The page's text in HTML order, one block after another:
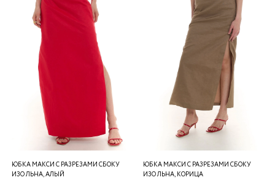
ЮБКА МАКСИ С РАЗРЕЗАМИ СБОКУ
ИЗО ЛЬНА, АЛЫЙ
ЮБКА МАКСИ С РАЗРЕЗАМИ СБОКУ
ИЗО ЛЬНА, КОРИЦА